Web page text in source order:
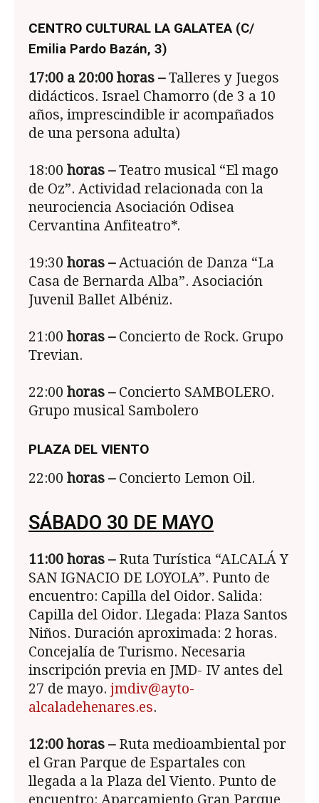
CENTRO CULTURAL LA GALATEA (C/
Emilia Pardo Bazán, 3)
17:00 a 20:00 horas –Talleres y Juegos
didácticos. Israel Chamorro (de 3 a 10
años, imprescindible ir acompañados
de una persona adulta)
18:00 horas –Teatro musical “El mago
de Oz”. Actividad relacionada con la
neurociencia Asociación Odisea
Cervantina Anfiteatro*.
19:30 horas –Actuación de Danza “La
Casa de Bernarda Alba”. Asociación
Juvenil Ballet Albéniz.
21:00 horas – Concierto de Rock. Grupo
Trevian.
22:00 horas –Concierto SAMBOLERO.
Grupo musical Sambolero
PLAZA DEL VIENTO
22:00 horas –Concierto Lemon Oil.
SÁBADO 30 DE MAYO
11:00 horas –Ruta Turística “ALCALÁ Y
SAN IGNACIO DE LOYOLA”. Punto de
encuentro: Capilla del Oidor. Salida:
Capilla del Oidor. Llegada: Plaza Santos
Niños. Duración aproximada: 2 horas.
Concejalía de Turismo. Necesaria
inscripción previa en JMD- IV antes del
27 de mayo. jmdiv@ayto-
alcaladehenares.es.
12:00 horas –Ruta medioambiental por
el Gran Parque de Espartales con
llegada a la Plaza del Viento. Punto de